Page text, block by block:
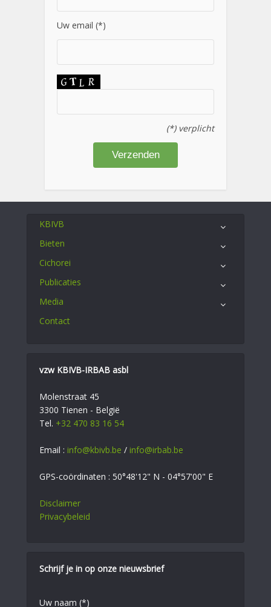
Uw email (*)
(*) verplicht
KBIVB
Bieten
Cichorei
Publicaties
Media
Contact
vzw KBIVB-IRBAB asbl
Molenstraat 45
3300 Tienen - België
Tel. +32 470 83 16 54
Email : info@kbivb.be / info@irbab.be
GPS-coördinaten : 50°48'12" N - 04°57'00" E
Disclaimer
Privacybeleid
Schrijf je in op onze nieuwsbrief
Uw naam (*)